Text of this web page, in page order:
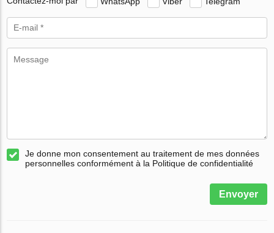
Je donne mon consentement au traitement de mes données
personnelles conformément à la Politique de confidentialité
Envoyer